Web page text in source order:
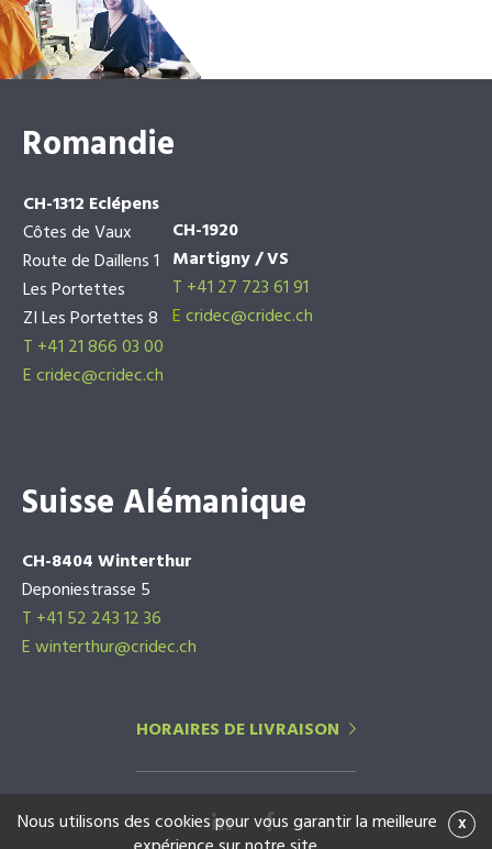
Romandie
CH-1312 Eclépens
Côtes de Vaux
Route de Daillens 1
Les Portettes
ZI Les Portettes 8
T +41 21 866 03 00
Ecridec@cridec.ch
CH-1920
Martigny / VS
T +41 27 723 61 91
Ecridec@cridec.ch
Suisse Alémanique
CH-8404 Winterthur
Deponiestrasse 5
T +41 52 243 12 36
E winterthur@cridec.ch
HORAIRES DE LIVRAISON
x
Nous utilisons des cookies pour vous garantir la meilleure